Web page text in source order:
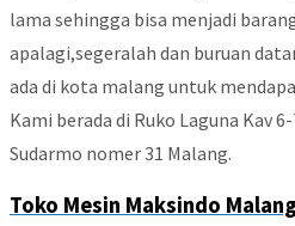
lama sehingga bisa menjadi
apalagi,segeralah dan buruan
ada di kota malang untuk
Kami berada di Ruko Laguna Kav
Sudarmo nomer 31 Malang.
Toko Mesin Maksindo Malang